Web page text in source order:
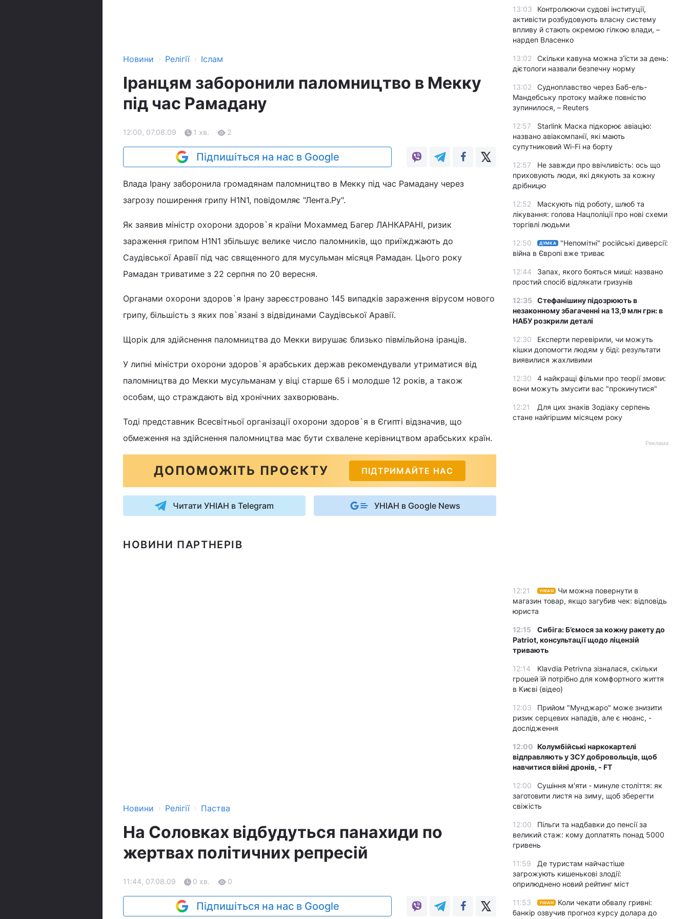
Новини › Релігії › Іслам
Іранцям заборонили паломництво в Мекку
під час Рамадану
12:00, 07.08.09 1 хв. 2
Підпишіться на нас в Google
Влада Ірану заборонила громадянам паломництво в Мекку під час Рамадану через
загрозу поширення грипу H1N1, повідомляє "Лента.Ру".
Як заявив міністр охорони здоров`я країни Мохаммед Багер ЛАНКАРАНІ, ризик
зараження грипом H1N1 збільшує велике число паломників, що приїжджають до
Саудівської Аравії під час священного для мусульман місяця Рамадан. Цього року
Рамадан триватиме з 22 серпня по 20 вересня.
Органами охорони здоров`я Ірану зареєстровано 145 випадків зараження вірусом нового
грипу, більшість з яких пов`язані з відвідинами Саудівської Аравії.
Щорік для здійснення паломництва до Мекки вирушає близько півмільйона іранців.
У липні міністри охорони здоров`я арабських держав рекомендували утриматися від
паломництва до Мекки мусульманам у віці старше 65 і молодше 12 років, а також
особам, що страждають від хронічних захворювань.
Тоді представник Всесвітньої організації охорони здоров`я в Єгипті відзначив, що
обмеження на здійснення паломництва має бути схвалене керівництвом арабських країн.
ДОПОМОЖІТЬ ПРОЄКТУ ПІДТРИМАЙТЕ НАС
Читати УНІАН в Telegram УНІАН в Google News
НОВИНИ ПАРТНЕРІВ
Новини › Релігії › Паства
На Соловках відбудуться панахиди по
жертвах політичних репресій
11:44, 07.08.09 0 хв. 0
Підпишіться на нас в Google
13:03
Контролюючи судові інституції,
активісти розбудовують власну систему
впливу й стають окремою гілкою влади, –
нардеп Власенко
13:02
Скільки кавуна можна з’їсти за день:
дієтологи назвали безпечну норму
13:02
Судноплавство через Баб-ель-
Мандебську протоку майже повністю
зупинилося, – Reuters
12:57
Starlink Маска підкорює авіацію:
названо авіакомпанії, які мають
супутниковий Wi-Fi на борту
12:57
Не завжди про ввічливість: ось що
приховують люди, які дякують за кожну
дрібницю
12:52
Маскують під роботу, шлюб та
лікування: голова Нацполіції про нові схеми
торгівлі людьми
12:50 ДУМКА
"Непомітні" російські диверсії:
війна в Європі вже триває
12:44
Запах, якого бояться миші: названо
простий спосіб відлякати гризунів
12:35 Стефанішину підозрюють в
незаконному збагаченні на 13,9 млн грн: в
НАБУ розкрили деталі
12:30
Експерти перевірили, чи можуть
кішки допомогти людям у біді: результати
виявилися жахливими
12:30
4 найкращі фільми про теорії змови:
вони можуть змусити вас "прокинутися"
12:21
Для цих знаків Зодіаку серпень
стане найгіршим місяцем року
Реклама
12:21 УНІАН
Чи можна повернути в
магазин товар, якщо загубив чек: відповідь
юриста
12:15
Сибіга: Б’ємося за кожну ракету до
Patriot, консультації щодо ліцензій
тривають
12:14
Klavdia Petrivna зізналася, скільки
грошей їй потрібно для комфортного життя
в Києві (відео)
12:03
Прийом "Мунджаро" може знизити
ризик серцевих нападів, але є нюанс, -
дослідження
12:00 Колумбійські наркокартелі
відправляють у ЗСУ добровольців, щоб
навчитися війні дронів, - FT
12:00
Сушіння м'яти - минуле століття: як
заготовити листя на зиму, щоб зберегти
свіжість
12:00
Пільги та надбавки до пенсії за
великий стаж: кому доплатять понад 5000
гривень
11:59
Де туристам найчастіше
загрожують кишенькові злодії:
оприлюднено новий рейтинг міст
11:53 УНІАН
Коли чекати обвалу гривні:
банкір озвучив прогноз курсу долара до